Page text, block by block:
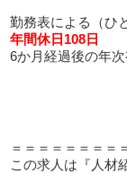
勤務表による（ひ
年間休日108日
6か月経過後の年
＝＝＝＝＝＝＝＝
この求人は『人材